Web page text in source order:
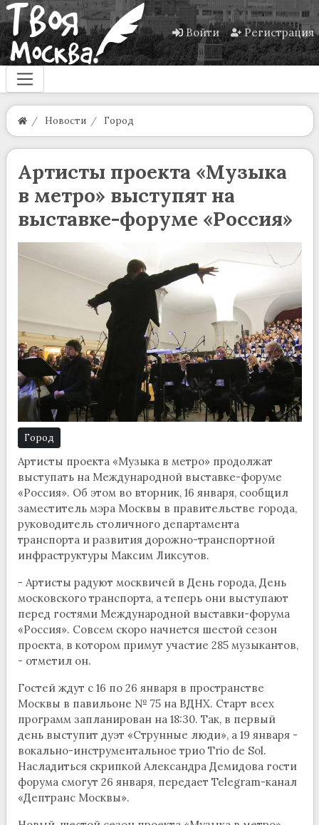
Войти Регистрация
Новости Город
Артисты проекта «Музыка
в метро» выступят на
выставке-форуме «Россия»
Город
Артисты проекта «Музыка в метро» продолжат
выступать на Международной выставке-форуме
«Россия». Об этом во вторник, 16 января, сообщил
заместитель мэра Москвы в правительстве города,
руководитель столичного департамента
транспорта и развития дорожно-транспортной
инфраструктуры Максим Ликсутов.
- Артисты радуют москвичей в День города, День
московского транспорта, а теперь они выступают
перед гостями Международной выставки-форума
«Россия». Совсем скоро начнется шестой сезон
проекта, в котором примут участие 285 музыкантов,
- отметил он.
Гостей ждут с 16 по 26 января в пространстве
Москвы в павильоне № 75 на ВДНХ. Старт всех
программ запланирован на 18:30. Так, в первый
день выступит дуэт «Струнные люди», а 19 января -
вокально-инструментальное трио Trio de Sol.
Насладиться скрипкой Александра Демидова гости
форума смогут 26 января, передает Telegram-канал
«Дептранс Москвы».